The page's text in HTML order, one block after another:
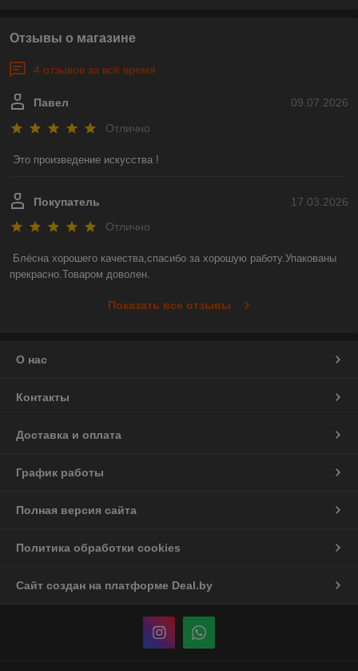
Отзывы о магазине
4 отзывов за всё время
09.07.2026
Павел
Отлично
Это произведение искусства !
17.03.2026
Покупатель
Отлично
Блёсна хорошего качества,спасибо за хорошую работу.Упакованы
прекрасно.Товаром доволен.
Показать все отзывы
О нас
Контакты
Доставка и оплата
График работы
Полная версия сайта
Политика обработки cookies
Сайт создан на платформе Deal.by